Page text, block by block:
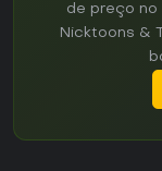
de preço no
Nicktoons &